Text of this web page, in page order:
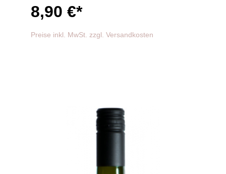
8,90 €*
Preise inkl. MwSt. zzgl. Versandkosten